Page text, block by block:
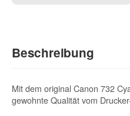
Beschreibung
Mit dem original Canon 732
gewohnte Qualität vom